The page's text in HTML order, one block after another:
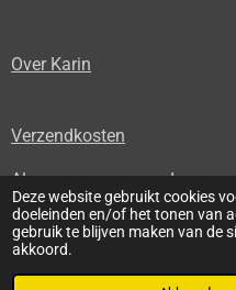
Deze website gebruikt cookies
doeleinden en/of het tonen van
gebruik te blijven maken van de
akkoord.
Over Karin
Verzendkosten
Algemene voorwaarden
© 2022 - 2026 KC original